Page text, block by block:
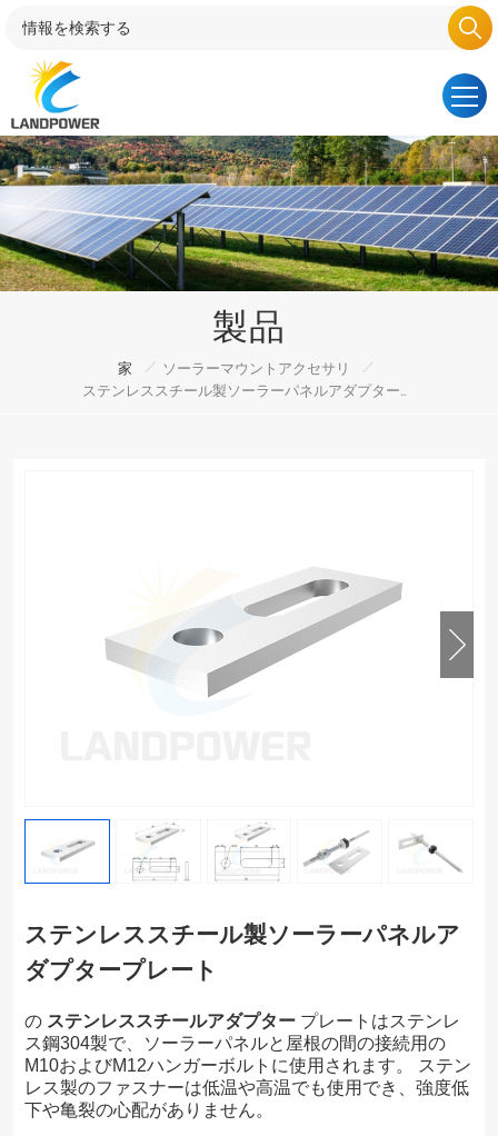
製品
家 / ソーラーマウントアクセサリ
/
ステンレススチール製ソーラーパネルア
ダプタープレート
の ステンレススチールアダプター プレートはステンレ
ス鋼304製で、ソーラーパネルと屋根の間の接続用の
M10およびM12ハンガーボルトに使用されます。
ステン
レス製のファスナーは低温や高温でも使用でき、強度低
下や亀裂の心配がありません。